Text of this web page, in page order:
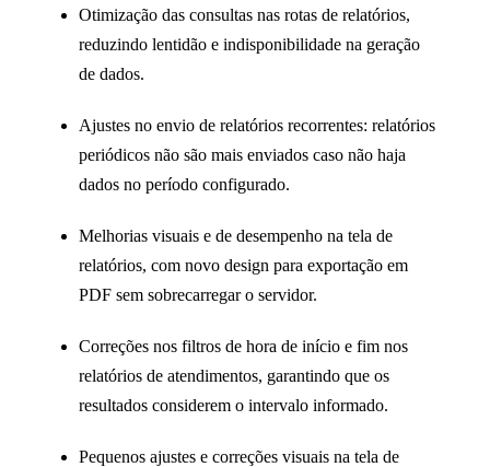
Otimização das consultas nas rotas de relatórios,
reduzindo lentidão e indisponibilidade na geração
de dados.
Ajustes no envio de relatórios recorrentes: relatórios
periódicos não são mais enviados caso não haja
dados no período configurado.
Melhorias visuais e de desempenho na tela de
relatórios, com novo design para exportação em
PDF sem sobrecarregar o servidor.
Correções nos filtros de hora de início e fim nos
relatórios de atendimentos, garantindo que os
resultados considerem o intervalo informado.
Pequenos ajustes e correções visuais na tela de